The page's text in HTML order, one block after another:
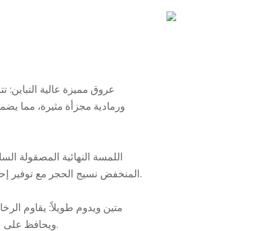
عروق مميزة عالية التباين:
ورمادية مجزأة مثيرة، مما
اللمسة النهائية المصقولة
المنخفض نسيج الحجر مع توفير إحساس ناعم وملموس ينضح بالفخامة البسيطة.
متين ويدوم طويلاً: يقاوم
ويحافظ على جماله الأصلي لعقود مع الحد الأدنى من العناية.